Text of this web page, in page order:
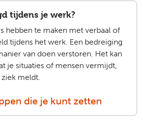
tijdens je werk?
hebben te maken met verbaal of
tijdens het werk. Een bedreiging
van doen verstoren. Het kan
je situaties of mensen vermijdt,
meldt.
die je kunt zetten